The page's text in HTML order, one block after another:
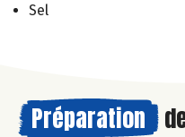
Sel
Préparation